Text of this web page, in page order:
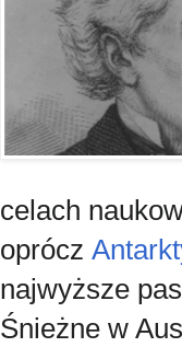
celach
oprócz
najwyższe
Śnieżne w